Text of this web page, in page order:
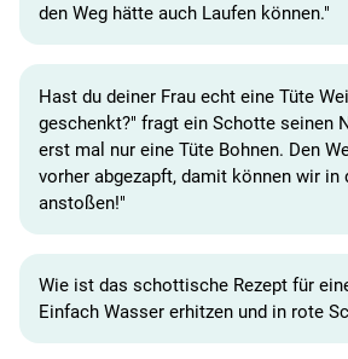
den Weg hätte auch Laufen können."
Hast du deiner Frau echt eine Tüte
geschenkt?" fragt ein Schotte seinen
erst mal nur eine Tüte Bohnen. Den
vorher abgezapft, damit können wir in
anstoßen!"
Wie ist das schottische Rezept für
Einfach Wasser erhitzen und in rote